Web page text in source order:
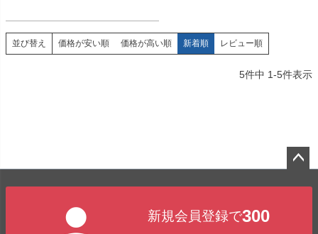
並び替え 価格が安い順 価格が高い順 新着順 レビュー順
5件中 1-5件表示
新規会員登録で300